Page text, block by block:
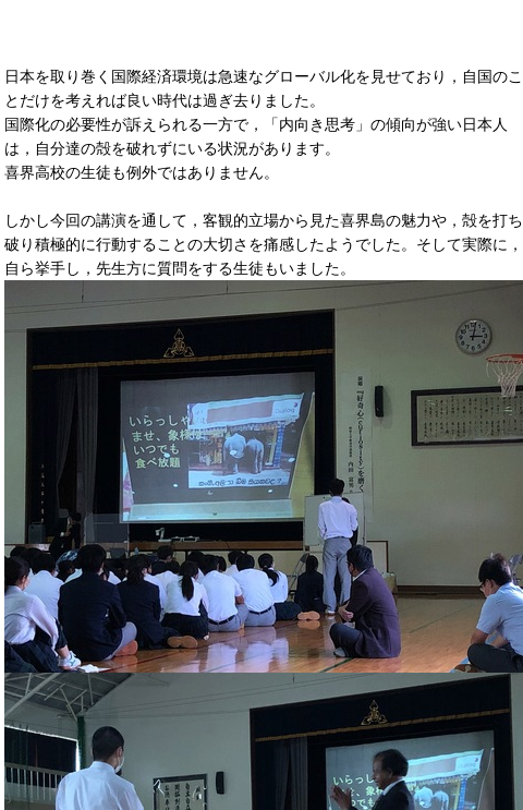
日本を取り巻く国際経済環境は急速なグローバル化を見せており，自国のこ
とだけを考えれば良い時代は過ぎ去りました。
国際化の必要性が訴えられる一方で，「内向き思考」の傾向が強い日本人
は，自分達の殻を破れずにいる状況があります。
喜界高校の生徒も例外ではありません。
しかし今回の講演を通して，客観的立場から見た喜界島の魅力や，殻を打ち
破り積極的に行動することの大切さを痛感したようでした。そして実際に，
自ら挙手し，先生方に質問をする生徒もいました。